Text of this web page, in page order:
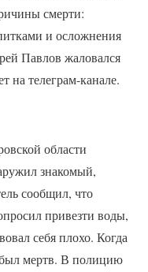
смерти:
и осложнения
Павлов жаловался
на телеграм-канале.
области
знакомый,
сообщил, что
привезти воды,
себя плохо. Когда
мертв. В полицию